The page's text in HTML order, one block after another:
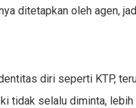
ditetapkan oleh agen,
diri seperti KTP,
tidak selalu diminta,